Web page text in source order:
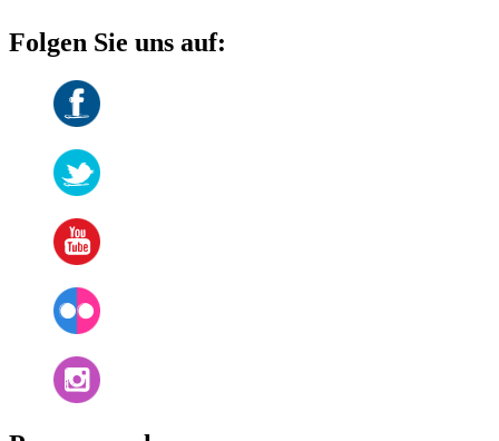
Folgen Sie uns auf: